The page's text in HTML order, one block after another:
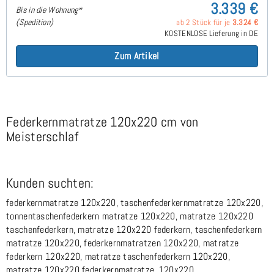
Bis in die Wohnung*
(Spedition)
3.339 €
ab 2 Stück für je 3.324 €
KOSTENLOSE Lieferung in DE
Zum Artikel
Federkernmatratze 120x220 cm von
Meisterschlaf
Kunden suchten:
federkernmatratze 120x220, taschenfederkernmatratze 120x220,
tonnentaschenfederkern matratze 120x220, matratze 120x220
taschenfederkern, matratze 120x220 federkern, taschenfederkern
matratze 120x220, federkernmatratzen 120x220, matratze
federkern 120x220, matratze taschenfederkern 120x220,